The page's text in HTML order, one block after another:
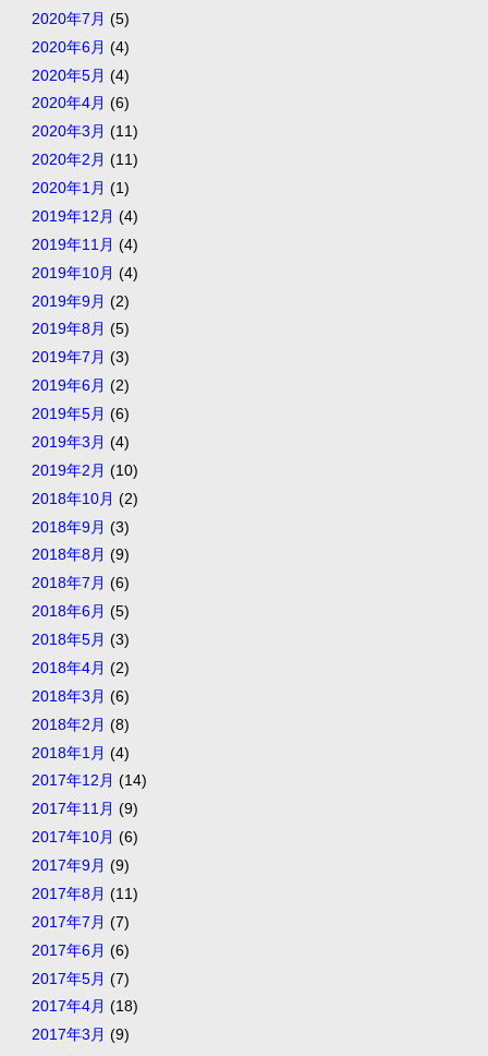
2020年7月 (5)
2020年6月 (4)
2020年5月 (4)
2020年4月 (6)
2020年3月 (11)
2020年2月 (11)
2020年1月 (1)
2019年12月 (4)
2019年11月 (4)
2019年10月 (4)
2019年9月 (2)
2019年8月 (5)
2019年7月 (3)
2019年6月 (2)
2019年5月 (6)
2019年3月 (4)
2019年2月 (10)
2018年10月 (2)
2018年9月 (3)
2018年8月 (9)
2018年7月 (6)
2018年6月 (5)
2018年5月 (3)
2018年4月 (2)
2018年3月 (6)
2018年2月 (8)
2018年1月 (4)
2017年12月 (14)
2017年11月 (9)
2017年10月 (6)
2017年9月 (9)
2017年8月 (11)
2017年7月 (7)
2017年6月 (6)
2017年5月 (7)
2017年4月 (18)
2017年3月 (9)